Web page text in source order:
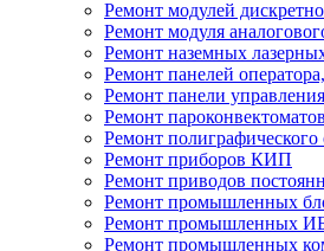
Ремонт модулей
Ремонт модуля
Ремонт наземных
Ремонт панелей
Ремонт панели управления
Ремонт пароконвектоматов
Ремонт полиграфического
Ремонт приборов КИП
Ремонт приводов
Ремонт промышленных
Ремонт промышленных
Ремонт промышленных